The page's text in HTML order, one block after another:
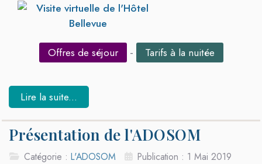
Offres de séjour - Tarifs à la nuitée
Lire la suite...
Présentation de l'ADOSOM
Catégorie :L'ADOSOM Publication : 1 Mai 2019